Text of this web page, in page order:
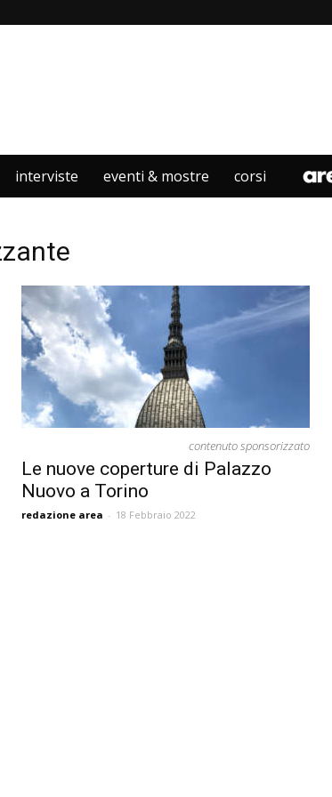
interviste eventi & mostre corsi
contenuto sponsorizzato
Le nuove coperture di Palazzo
Nuovo a Torino
redazione area - 18 Febbraio 2022